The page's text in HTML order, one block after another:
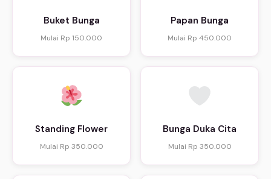
Buket Bunga
Mulai Rp 150.000
Papan Bunga
Mulai Rp 450.000
Standing Flower
Mulai Rp 350.000
Bunga Duka Cita
Mulai Rp 350.000